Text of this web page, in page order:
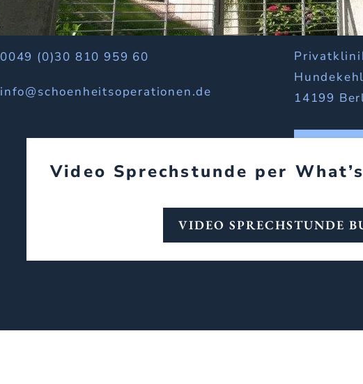
0049 (0)30 810 959 60
info@schoenheitsoperationen.de
14199
Video Sprechstunde per
VIDEO SPRECHSTUNDE